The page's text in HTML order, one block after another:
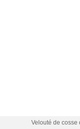
Velouté de cosse